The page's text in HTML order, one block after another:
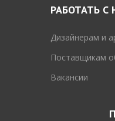
РАБОТАТЬ С
Дизайнерам и
Поставщикам
Вакансии